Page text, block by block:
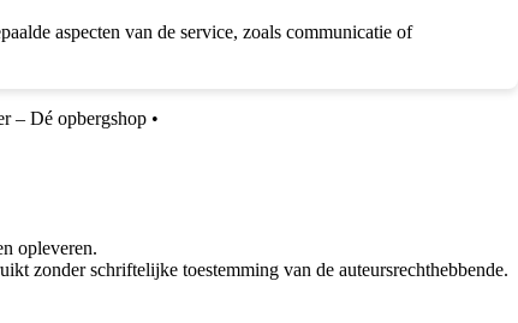
aspecten van de service, zoals communicatie of
– Dé opbergshop •
opleveren.
zonder schriftelijke toestemming van de auteursrechthebbende.